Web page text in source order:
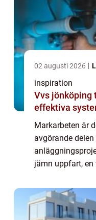
02 augusti 2026
inspiration
Vvs jönköping trygga installationer,
effektiva
Markarbeten är
avgörande
jämn uppfart,
Växjö, där
mellan morän...